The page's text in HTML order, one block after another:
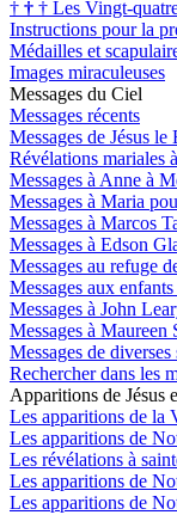
† † † Les Vingt-
Instructions pour la
Médailles et
Images miraculeuses
Messages du Ciel
Messages récents
Messages de Jésus
Révélations mariales
Messages à Anne à
Messages à Maria
Messages à Marcos
Messages à Edson
Messages au refuge
Messages aux
Messages à John
Messages à
Messages de diverses
Rechercher dans les
Apparitions de Jésus
Les apparitions de la
Les apparitions de
Les révélations à
Les apparitions de
Les apparitions de